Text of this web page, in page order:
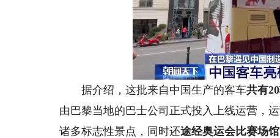
据介绍，这批来自中国生产的客车共有
由巴黎当地的巴士公司正式投入上线运营，
诸多标志性景点，同时还途经奥运会比赛场馆